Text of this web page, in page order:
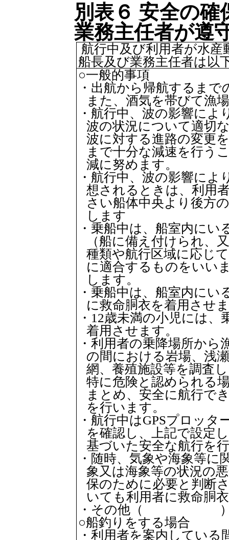
別表６ 安全の
業務主任者が遵
航行中及び利用者が水
船長及び業務主任者は以
○一般的事項
・出航から帰航するま
また、酒気を帯びて漁
・航行中、波の影響に
波の状況について適切
波に対する進路の変更
まで十分な減速を行う
減に努めます。
・航行中、波の影響に
想されるときは、利用
さい船体中央より後方
します
・乗船中は、船室内にい
（船に備え付けられ、
種類や航行区域に応じ
に適合するものをいい
します。
・乗船中は、船室内に
に救命胴衣を着用させ
・12歳未満の小児には
着用させます。
・利用者の乗降場所か
の間における岩場、浅
網、養殖施設等を調査
特に危険と認められる
まとめ、安全に航行で
を行います。
・航行中はGPSプロッ
を確認し、上記で設定
基づいた安全な航行を
・随時、気象や海象等に
象又は海象等の状況の
保のために必要と判断
いても利用者に救命胴
・その他（
○船釣りをする場合
・利用者を案内してい